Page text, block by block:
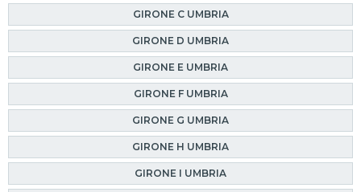
GIRONE C UMBRIA
GIRONE D UMBRIA
GIRONE E UMBRIA
GIRONE F UMBRIA
GIRONE G UMBRIA
GIRONE H UMBRIA
GIRONE I UMBRIA